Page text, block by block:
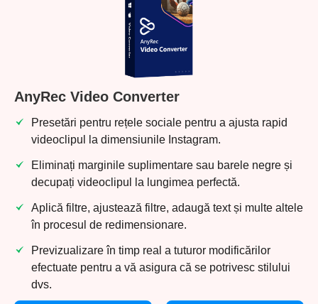
AnyRec Video Converter
Presetări pentru rețele sociale pentru a ajusta rapid
videoclipul la dimensiunile Instagram.
Eliminați marginile suplimentare sau barele negre și
decupați videoclipul la lungimea perfectă.
Aplică filtre, ajustează filtre, adaugă text și multe altele
în procesul de redimensionare.
Previzualizare în timp real a tuturor modificărilor
efectuate pentru a vă asigura că se potrivesc stilului
dvs.